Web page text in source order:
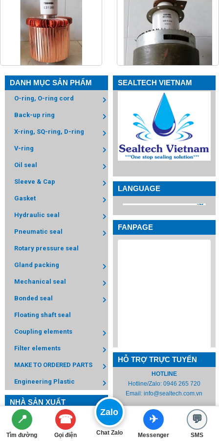
DANH MỤC SẢN PHẨM
O-ring, O-ring cord
Back-up ring
X-ring, SQ-ring, D-ring
V-ring
Oil seal
Sleeve & Cap
Gasket
Hydraulic seal
Pneumatic seal
Rotary pressure seal
Gland packing
Mechanical seal
Bonded seal
Floating shaft seal
Coupling elements
Filter elements
MAKE TO ORDERED PARTS
Engineering Plastic
NHÀ SẢN XUẤT
SEALTECH VIETNAM
LANGUAGE
FANPAGE
HỖ TRỢ TRỰC TUYẾN
HOTLINE
Hotline/Zalo: 0946 265 720
Email:info@sealtech.com.vn
Mr. Long
WhatApp:
0918 834 615
Email:
long.nguyen@sealtech.com.vn
📍
Tìm đường
☎
Gọi điện
Zalo
Chat Zalo
✈
Messenger
💬
SMS